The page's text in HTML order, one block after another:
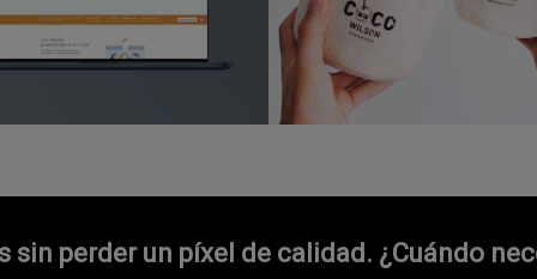
sin perder un píxel de calidad. ¿Cuándo